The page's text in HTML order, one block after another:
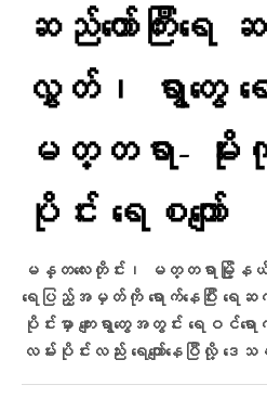
ဆည်တော်ကြီးရ
လွှတ်၊ ရွာတွေ
မတ္တရာ- မို
ပိုင်း ရေစကျော်
မန္တလေးတိုင်း၊ မတ္တရာမြို့နယ်
ရေပြည့်အမှတ်ကို ရောက်နေပြီး ရေ
ပိုင်းမှာ ကျေးရွာတွေအတွင်း ရေဝင်‌
လမ်းပိုင်းလည်း ရေကျော်နေပြီလို့ ဒေ